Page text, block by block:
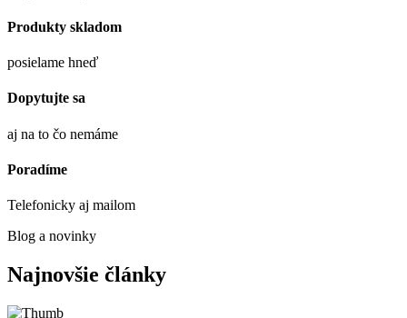
Produkty skladom
posielame hneď
Dopytujte sa
aj na to čo nemáme
Poradíme
Telefonicky aj mailom
Blog a novinky
Najnovšie články